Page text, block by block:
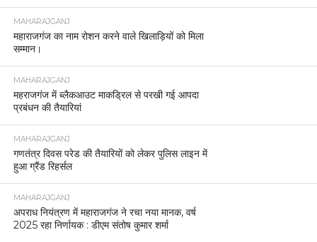
MAHARAJGANJ
महाराजगंज का नाम रोशन करने वाले खिलाड़ियों को मिला
सम्मान।
MAHARAJGANJ
महराजगंज में ब्लैकआउट माकड्रिल से परखी गई आपदा
प्रबंधन की तैयारियां
MAHARAJGANJ
गणतंत्र दिवस परेड की तैयारियों को लेकर पुलिस लाइन में
हुआ ग्रैंड रिहर्सल
MAHARAJGANJ
अपराध नियंत्रण में महाराजगंज ने रचा नया मानक, वर्ष
2025 रहा निर्णायक : डीएम संतोष कुमार शर्मा